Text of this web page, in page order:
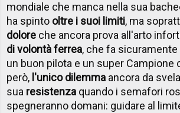
mondiale che manca nella sua
ha spinto oltre i suoi limiti, ma
dolore che ancora prova all'arto
di volontà ferrea, che fa
un buon pilota e un super Campione
però, l'unico dilemma ancora da
sua resistenza quando i semafori
spegneranno domani: guidare al